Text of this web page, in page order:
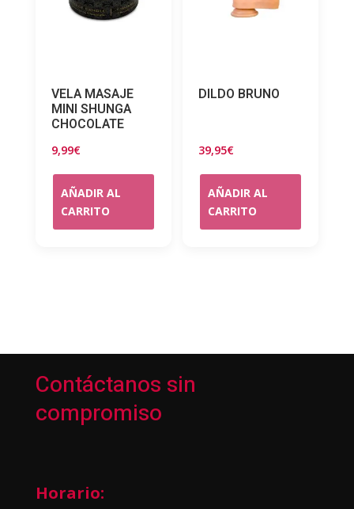
VELA MASAJE
MINI SHUNGA
CHOCOLATE
9,99€
AÑADIR AL
CARRITO
DILDO BRUNO
39,95€
AÑADIR AL
CARRITO
Contáctanos sin
compromiso
Horario: